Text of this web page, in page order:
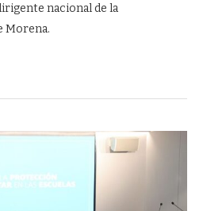
nacional de la
Morena.